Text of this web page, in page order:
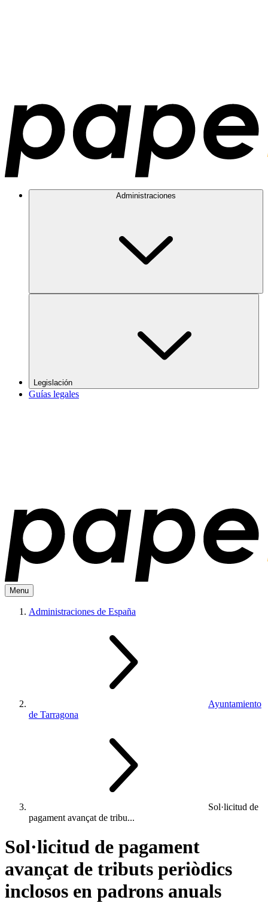
Administraciones
Legislación
Guías legales
Menu
Administraciones de España
Ayuntamiento
de Tarragona
Sol·licitud de
pagament avançat de tribu...
Sol·licitud de pagament
avançat de tributs periòdics
inclosos en padrons anuals